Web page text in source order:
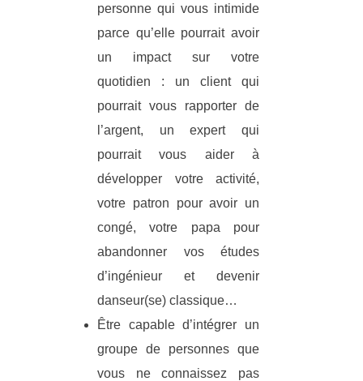
personne qui vous intimide
parce qu’elle pourrait avoir
un impact sur votre
quotidien : un client qui
pourrait vous rapporter de
l’argent, un expert qui
pourrait vous aider à
développer votre activité,
votre patron pour avoir un
congé, votre papa pour
abandonner vos études
d’ingénieur et devenir
danseur(se) classique…
Être capable d’intégrer un
groupe de personnes que
vous ne connaissez pas